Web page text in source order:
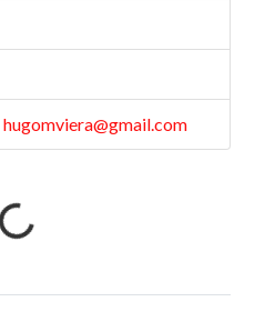
hugomviera@gmail.com
Cargando…